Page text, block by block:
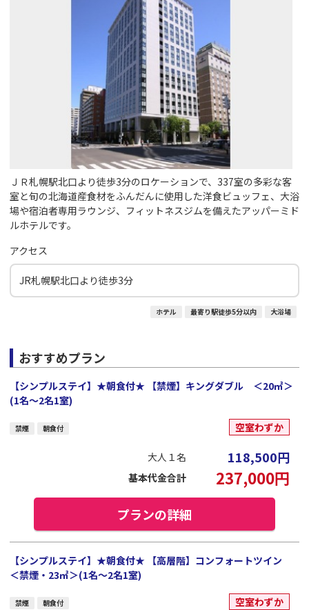
ＪＲ札幌駅北口より徒歩3分のロケーションで、337室の多彩な客
室と旬の北海道産食材をふんだんに使用した洋食ビュッフェ、大浴
場や宿泊者専用ラウンジ、フィットネスジムを備えたアッパーミド
ルホテルです。
アクセス
JR札幌駅北口より徒歩3分
ホテル 最寄り駅徒歩5分以内 大浴場
おすすめプラン
【シンプルステイ】★朝食付★ 【禁煙】キングダブル ＜20㎡＞
(1名～2名1室)
禁煙 朝食付 空室わずか
大人１名 118,500円
基本代金合計 237,000円
プランの詳細
【シンプルステイ】★朝食付★ 【高層階】コンフォートツイン
＜禁煙・23㎡＞(1名～2名1室)
禁煙 朝食付 空室わずか